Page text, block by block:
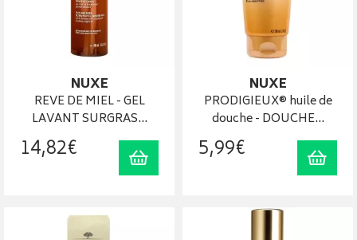
NUXE
REVE DE MIEL - GEL
LAVANT SURGRAS…
14,82€ Ajouter au panier
NUXE
PRODIGIEUX® huile de
douche - DOUCHE…
5,99€